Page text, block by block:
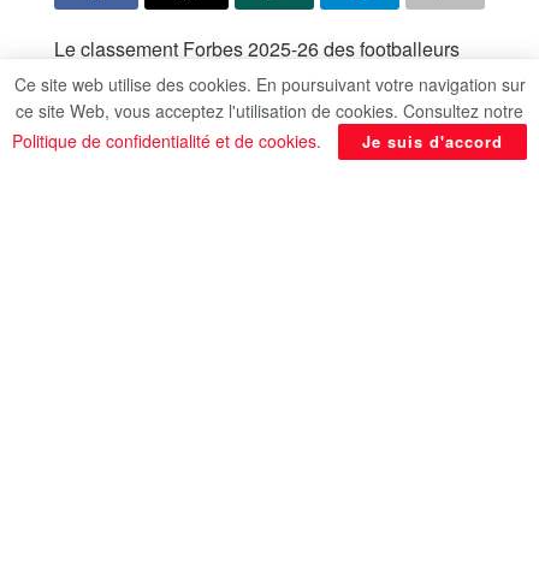
Le classement Forbes 2025-26 des footballeurs
les mieux rémunérés a été annoncé avec
beaucoup de surprises. Mohamed Salah
l’international égyptien et le joueur de Liverpool a
Ce site web utilise des cookies. En poursuivant votre navigation sur
ce site Web, vous acceptez l'utilisation de cookies. Consultez notre
Politique de confidentialité et de cookies. Je suis d'accord